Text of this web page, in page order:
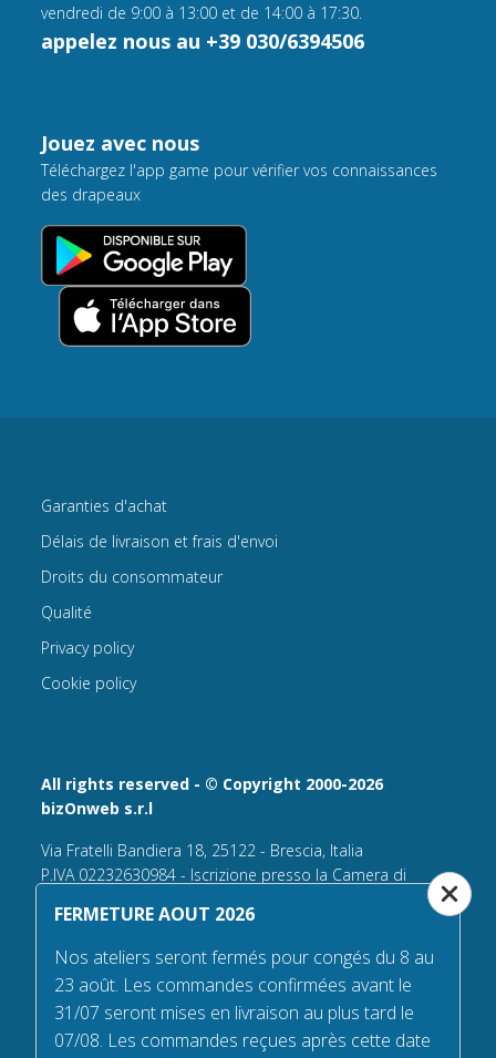
vendredi de 9:00 à 13:00 et de 14:00 à 17:30.
appelez nous au +39 030/6394506
Jouez avec nous
Téléchargez l'app game pour vérifier vos connaissances
des drapeaux
All rights reserved - © Copyright 2000-2026
bizOnweb s.r.l
Via Fratelli Bandiera 18, 25122 - Brescia, Italia
P.IVA 02232630984 - Iscrizione presso la Camera di
n° REA 432569 Capitale sociale versato Euro 25.000,00.
Tel +39.030 6394506
Email:info@flagsonline.fr
PEC bizonweb@mailcertiﬁcatapec.it
Garanties d'achat
Délais de livraison et frais d'envoi
Droits du consommateur
Qualité
Privacy policy
Cookie policy
FERMETURE AOUT 2026
Nos ateliers seront fermés pour congés du 8 au
23 août. Les commandes confirmées avant le
31/07 seront mises en livraison au plus tard le
07/08. Les commandes reçues après cette date